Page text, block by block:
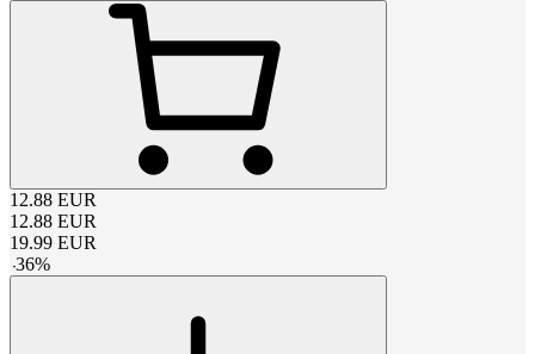
12.88 EUR
12.88 EUR
19.99 EUR
-36%